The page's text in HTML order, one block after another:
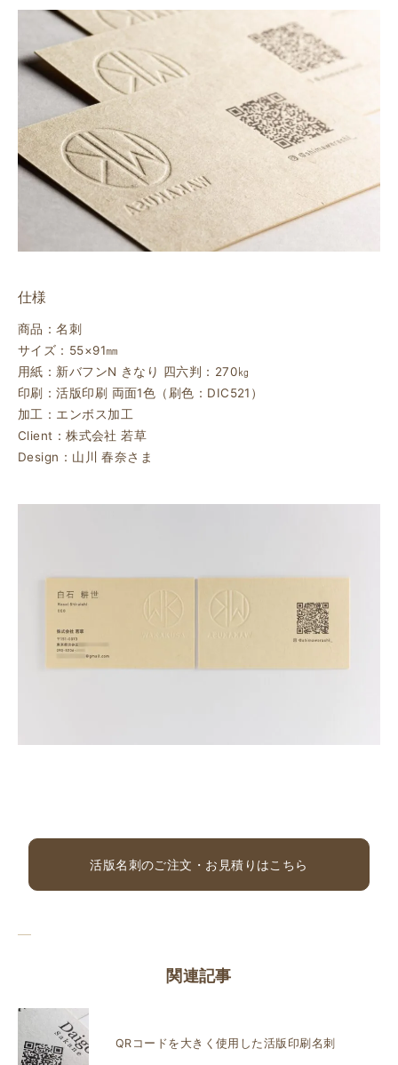
仕様
商品：名刺
サイズ：55×91㎜
用紙：新バフンN きなり 四六判：270㎏
印刷：活版印刷 両面1色（刷色：DIC521）
加工：エンボス加工
Client：株式会社 若草
Design：山川 春奈さま
活版名刺のご注文・お見積りはこちら
関連記事
QRコードを大きく使用した活版印刷名刺